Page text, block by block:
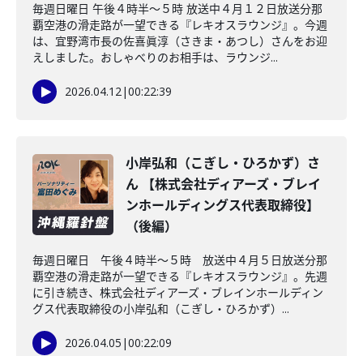
毎週日曜日 午後４時半～５時 放送中４月１２日放送分那
覇空港の滑走路が一望できる『レキオスラウンジ』。今週
は、宜野湾市長の佐喜眞淳（さきま・あつし）さんをお迎
えしました。おしゃべりのお相手は、ラウンジ...
2026.04.12|00:22:39
小岸弘和（こぎし・ひろかず）さ
ん 【株式会社ディアーズ・ブレイ
ンホールディングス代表取締役】
（後編）
毎週日曜日 午後４時半～５時 放送中４月５日放送分那
覇空港の滑走路が一望できる『レキオスラウンジ』。先週
に引き続き、株式会社ディアーズ・ブレインホールディン
グス代表取締役の小岸弘和（こぎし・ひろかず）...
2026.04.05 |00:22:09